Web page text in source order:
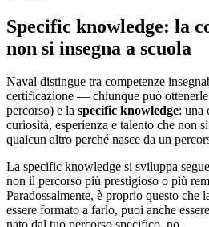
Specific knowledge: la
non si insegna a scuola
Naval distingue tra competenze
certificazione — chiunque può ottenerle
percorso) e la specific knowledge: una
curiosità, esperienza e talento che non
qualcun altro perché nasce da un
La specific knowledge si sviluppa
non il percorso più prestigioso o più
Paradossalmente, è proprio questo che
essere formato a farlo, puoi anche